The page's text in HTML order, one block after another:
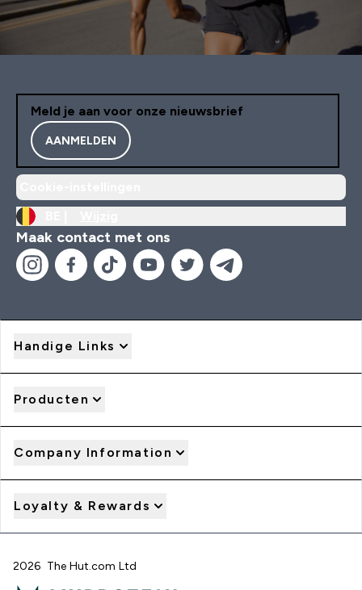
Meld je aan voor onze nieuwsbrief
AANMELDEN
Maak contact met ons
Handige Links
Producten
Company Information
Loyalty & Rewards
2026 The Hut.com Ltd